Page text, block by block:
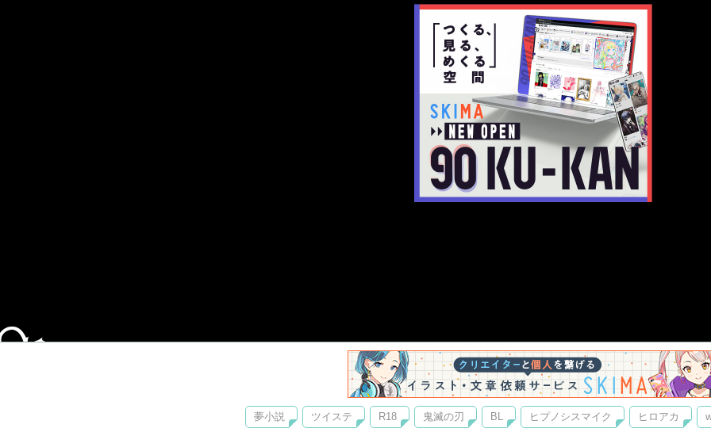
夢小説 ツイステ R18 鬼滅の刃 BL ヒプノシスマイク ヒロアカ